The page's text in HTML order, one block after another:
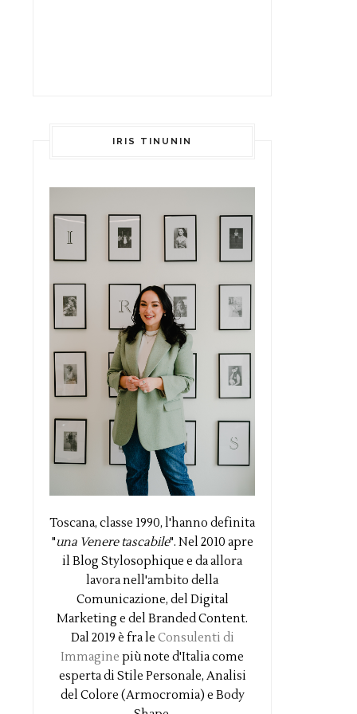
IRIS TINUNIN
Toscana, classe 1990, l'hanno definita
"una Venere tascabile". Nel 2010 apre
il Blog Stylosophique e da allora
lavora nell'ambito della
Comunicazione, del Digital
Marketing e del Branded Content.
Dal 2019 è fra le Consulenti di
Immagine più note d'Italia come
esperta di Stile Personale, Analisi
del Colore (Armocromia) e Body